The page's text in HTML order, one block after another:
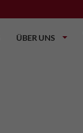
ÜBER UNS